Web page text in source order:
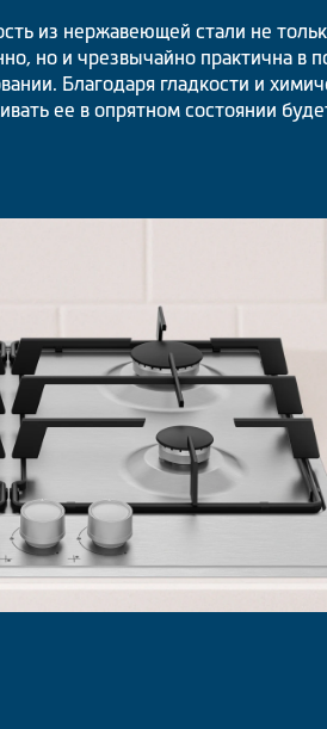
из нержавеющей стали не
но и чрезвычайно практична в
Благодаря гладкости и
ее в опрятном состоянии